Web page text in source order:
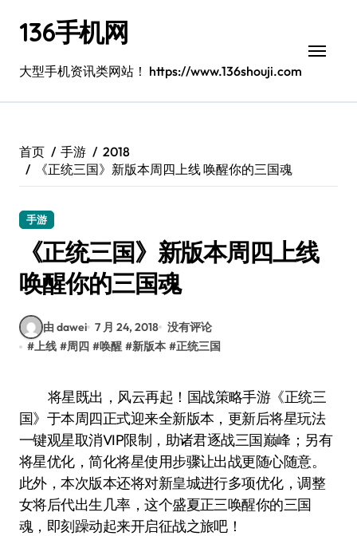
136手机网
大型手机资讯类网站！ https://www.136shouji.com
首页 手游
2018
《正统三国》新版本周四上线 唤醒你的三国魂
手游
《正统三国》新版本周四上线
唤醒你的三国魂
由 dawei 7 月 24, 2018 没有评论
#上线 #周四 #唤醒 #新版本 #正统三国
将星既出，风云再起！国战策略手游《正统三
国》于本周四正式迎来全新版本，更新后将星玩法
一键观星取消VIP限制，助诸君逐战三国巅峰；另有
将星优化，简化将星使用步骤让出战更随心随意。
此外，本次版本还将对新皇城进行多项优化，调整
女将后代出生几率，这个盛夏正三唤醒你的三国
魂，即刻躁动起来开启征战之旅吧！